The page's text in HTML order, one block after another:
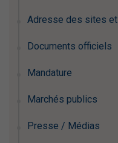
Adresse des sites
Documents officiels
Mandature
Marchés publics
Presse / Médias